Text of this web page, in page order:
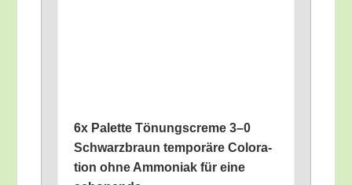
6x Palet­te Tönungs­creme 3–0
Schwarz­braun tem­po­rä­re Colo­ra­
ti­on ohne Ammo­ni­ak für eine